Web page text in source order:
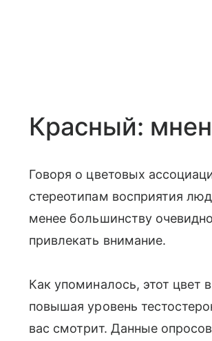
Красный:
Говоря о цветовых
стереотипам восприятия
менее большинству
привлекать внимание.
Как упоминалось, этот цвет
повышая уровень
вас смотрит. Данные